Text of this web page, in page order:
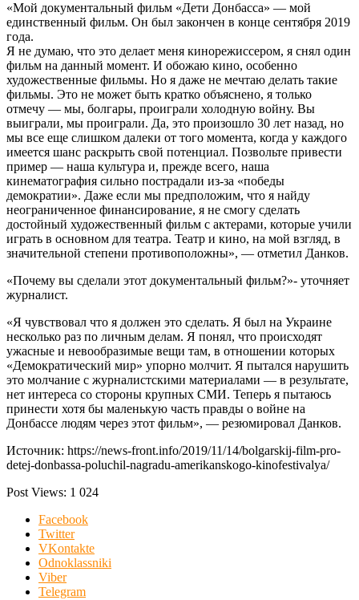
«Мой документальный фильм «Дети Донбасса» — мой
единственный фильм. Он был закончен в конце сентября 2019
года.
Я не думаю, что это делает меня кинорежиссером, я снял один
фильм на данный момент. И обожаю кино, особенно
художественные фильмы. Но я даже не мечтаю делать такие
фильмы. Это не может быть кратко объяснено, я только
отмечу — мы, болгары, проиграли холодную войну. Вы
выиграли, мы проиграли. Да, это произошло 30 лет назад, но
мы все еще слишком далеки от того момента, когда у каждого
имеется шанс раскрыть свой потенциал. Позвольте привести
пример — наша культура и, прежде всего, наша
кинематография сильно пострадали из-за «победы
демократии». Даже если мы предположим, что я найду
неограниченное финансирование, я не смогу сделать
достойный художественный фильм с актерами, которые учили
играть в основном для театра. Театр и кино, на мой взгляд, в
значительной степени противоположны», — отметил Данков.
«Почему вы сделали этот документальный фильм?»- уточняет
журналист.
«Я чувствовал что я должен это сделать. Я был на Украине
несколько раз по личным делам. Я понял, что происходят
ужасные и невообразимые вещи там, в отношении которых
«Демократический мир» упорно молчит. Я пытался нарушить
это молчание с журналистскими материалами — в результате,
нет интереса со стороны крупных СМИ. Теперь я пытаюсь
принести хотя бы маленькую часть правды о войне на
Донбассе людям через этот фильм», — резюмировал Данков.
Источник: https://news-front.info/2019/11/14/bolgarskij-film-pro-
detej-donbassa-poluchil-nagradu-amerikanskogo-kinofestivalya/
Post Views: 1 024
Facebook
Twitter
VKontakte
Odnoklassniki
Viber
Telegram